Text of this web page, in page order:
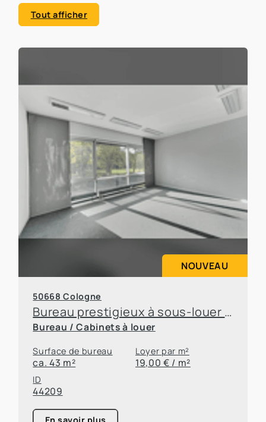
Tout afficher
NOUVEAU
50668 Cologne
Bureau prestigieux à sous-louer dans un quartier attractif de Cologne
Bureau / Cabinets à louer
Surface de bureau
ca. 43 m²
Loyer par m²
19,00 € / m²
ID
44209